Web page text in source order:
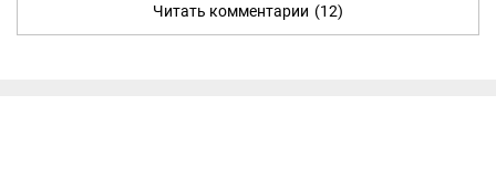
Читать комментарии (12)